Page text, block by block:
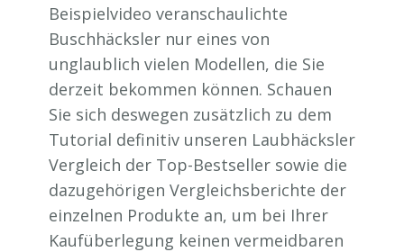
Beispielvideo veranschaulichte
Buschhäcksler nur eines von
unglaublich vielen Modellen, die Sie
derzeit bekommen können. Schauen
Sie sich deswegen zusätzlich zu dem
Tutorial definitiv unseren Laubhäcksler
Vergleich der Top-Bestseller sowie die
dazugehörigen Vergleichsberichte der
einzelnen Produkte an, um bei Ihrer
Kaufüberlegung keinen vermeidbaren